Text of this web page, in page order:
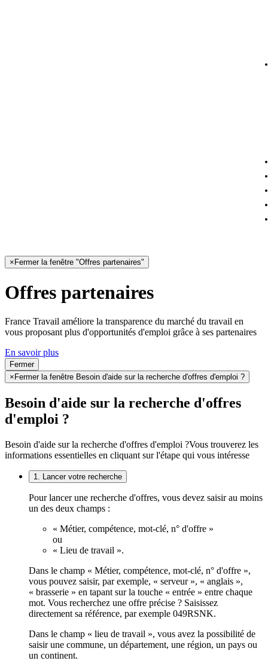
× Fermer la fenêtre "Offres partenaires"
Offres partenaires
France Travail améliore la transparence du marché du travail en
vous proposant plus d'opportunités d'emploi grâce à ses partenaires
En savoir plus
Fermer
× Fermer la fenêtre Besoin d'aide sur la recherche d'offres d'emploi ?
Besoin d'aide sur la recherche d'offres
d'emploi ?
Besoin d'aide sur la recherche d'offres d'emploi ?Vous trouverez les
informations essentielles en cliquant sur l'étape qui vous intéresse
1. Lancer votre recherche
Pour lancer une recherche d'offres, vous devez saisir au moins
un des deux champs :
« Métier, compétence, mot-clé, n° d'offre »
ou
« Lieu de travail ».
Dans le champ « Métier, compétence, mot-clé, n° d'offre »,
vous pouvez saisir, par exemple, « serveur », « anglais »,
« brasserie » en tapant sur la touche « entrée » entre chaque
mot. Vous recherchez une offre précise ? Saisissez
directement sa référence, par exemple 049RSNK.
Dans le champ « lieu de travail », vous avez la possibilité de
saisir une commune, un département, une région, un pays ou
un continent.